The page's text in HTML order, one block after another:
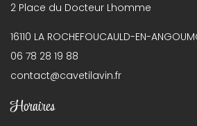
2 Place du Docteur Lhomme
16110 LA ROCHEFOUCAULD-EN-
06 78 28 19 88
contact@cavetilavin.fr
Horaires